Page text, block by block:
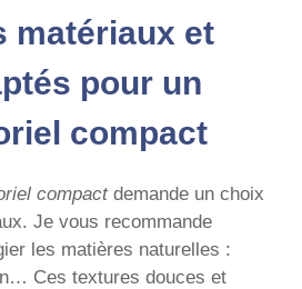
matériaux et
pour un
compact
compactdemande un choix
Je vous recommande
les matières naturelles :
Ces textures douces et